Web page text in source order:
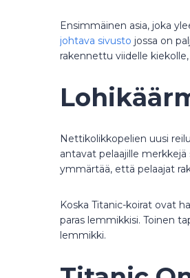
Ensimmäinen asia, joka
johtava sivusto jossa on
rakennettu viidelle
Nettikolikkopelien uusi
antavat pelaajille
ymmärtää, että pelaajat
Koska Titanic-koirat ovat
paras lemmikkisi. Toinen
lemmikki.